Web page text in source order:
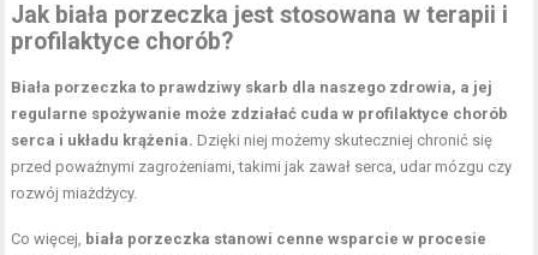
Jak biała porzeczka jest stosowana w terapii i
profilaktyce chorób?
Biała porzeczka to prawdziwy skarb dla naszego zdrowia, a jej
regularne spożywanie może zdziałać cuda w profilaktyce chorób
serca i układu krążenia. Dzięki niej możemy skuteczniej chronić się
przed poważnymi zagrożeniami, takimi jak zawał serca, udar mózgu czy
rozwój miażdżycy.
Co więcej, biała porzeczka stanowi cenne wsparcie w procesie